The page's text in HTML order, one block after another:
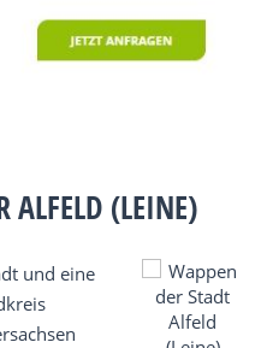
ALFELD (LEINE)
und eine